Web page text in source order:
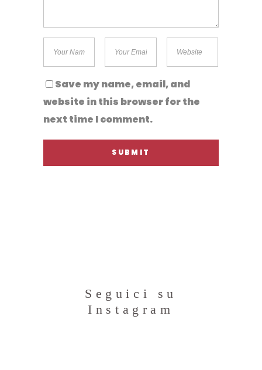
Save my name, email, and
website in this browser for the
next time I comment.
Seguici su
Instagram